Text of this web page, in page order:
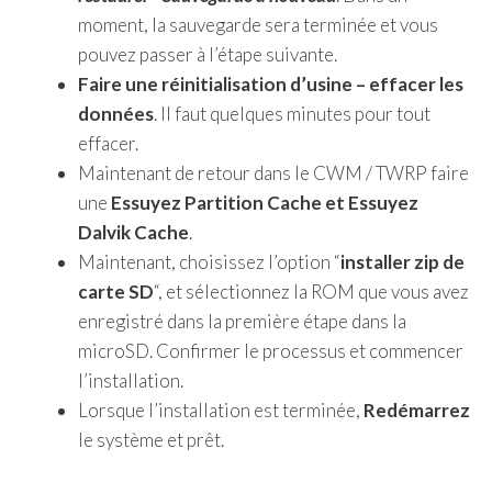
moment, la sauvegarde sera terminée et vous
pouvez passer à l’étape suivante.
Faire une réinitialisation d’usine – effacer les
données. Il faut quelques minutes pour tout
effacer.
Maintenant de retour dans le CWM / TWRP faire
une Essuyez Partition Cache et Essuyez
Dalvik Cache.
Maintenant, choisissez l’option “installer zip de
carte SD“, et sélectionnez la ROM que vous avez
enregistré dans la première étape dans la
microSD. Confirmer le processus et commencer
l’installation.
Lorsque l’installation est terminée, Redémarrez
le système et prêt.